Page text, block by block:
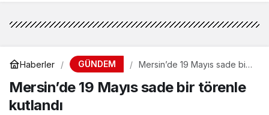
Haberler GÜNDEM
Mersin’de 19 Mayıs sade bir
Mersin’de 19 Mayıs sade bir törenle
kutlandı